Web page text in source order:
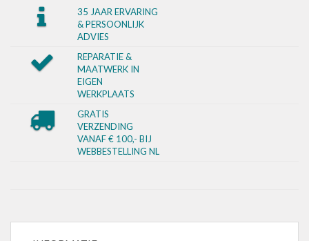
35 JAAR ERVARING
& PERSOONLIJK
ADVIES
REPARATIE &
MAATWERK IN
EIGEN
WERKPLAATS
GRATIS
VERZENDING
VANAF € 100,- BIJ
WEBBESTELLING NL